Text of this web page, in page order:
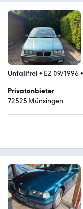
Unfallfrei • EZ 09/1996•
Privatanbieter
72525 Münsingen